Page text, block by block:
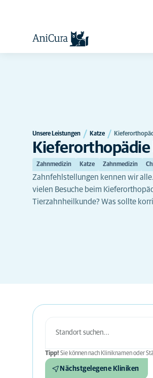
Unsere Leistungen Katze
Kieferorthopädie
Zahnmedizin Katze Zahnmedizin
Zahnfehlstellungen kennen wir
vielen Besuche beim
Tierzahnheilkunde? Was sollte
Tipp! Sie können nach Kliniknamen oder
Nächstgelegene Kliniken